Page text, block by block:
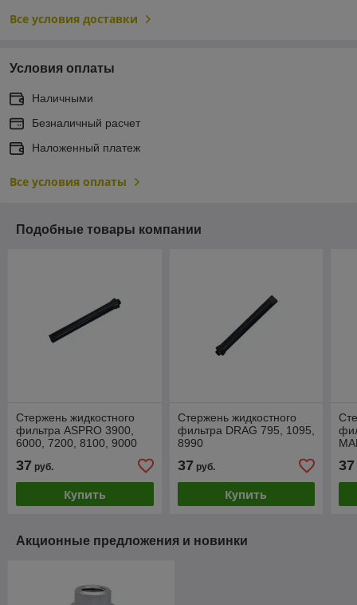
Все условия доставки
Условия оплаты
Наличными
Безналичный расчет
Наложенный платеж
Все условия оплаты
Подобные товары компании
Стержень жидкостного
фильтра ASPRO 3900,
6000, 7200, 8100, 9000
37 руб.
Купить
Стержень жидкостного
фильтра DRAG 795, 1095,
8990
37 руб.
Купить
37
Акционные предложения и новинки